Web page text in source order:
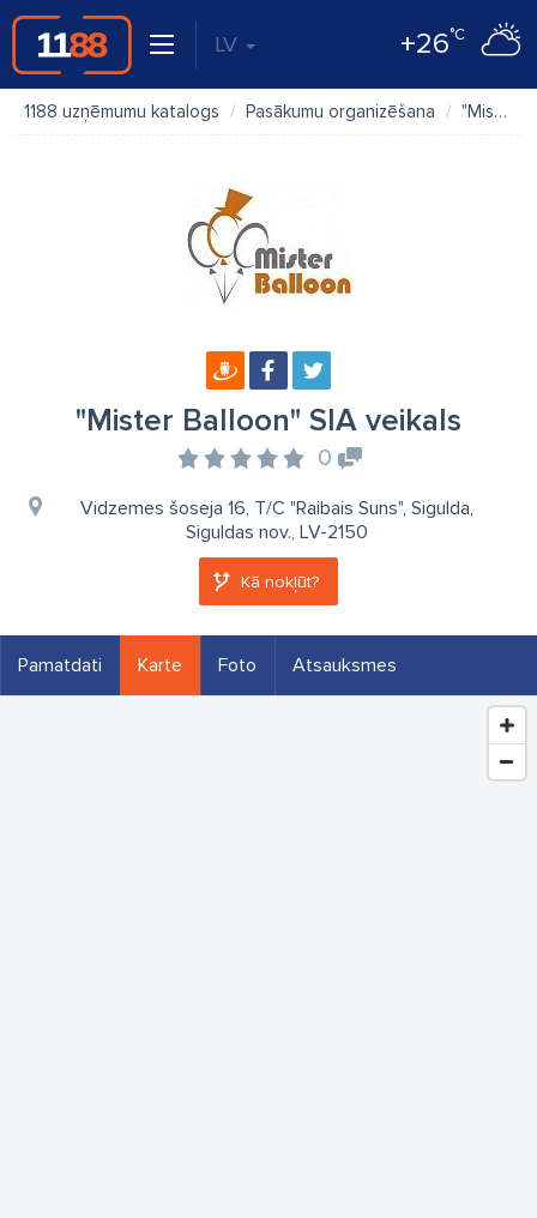
LV +26°C
1188 uzņēmumu katalogs Pasākumu organizēšana "Mister Balloon" SIA veikals
"Mister Balloon" SIA veikals
0
Vidzemes šoseja 16, T/C "Raibais Suns", Sigulda,
Siguldas nov., LV-2150
Kā nokļūt?
Pamatdati Karte Foto Atsauksmes